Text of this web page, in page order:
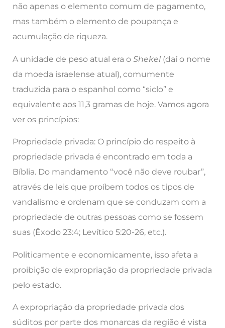
não apenas o elemento comum de pagamento,
mas também o elemento de poupança e
acumulação de riqueza.
A unidade de peso atual era o Shekel (daí o nome
da moeda israelense atual), comumente
traduzida para o espanhol como “siclo” e
equivalente aos 11,3 gramas de hoje. Vamos agora
ver os princípios:
Propriedade privada: O princípio do respeito à
propriedade privada é encontrado em toda a
Bíblia. Do mandamento “você não deve roubar”,
através de leis que proíbem todos os tipos de
vandalismo e ordenam que se conduzam com a
propriedade de outras pessoas como se fossem
suas (Êxodo 23:4; Levítico 5:20-26, etc.).
Politicamente e economicamente, isso afeta a
proibição de expropriação da propriedade privada
pelo estado.
A expropriação da propriedade privada dos
súditos por parte dos monarcas da região é vista